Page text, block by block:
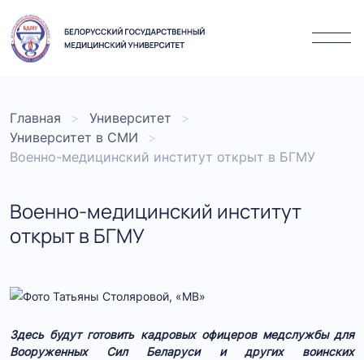
Главная
Университет
Университет в СМИ
Военно-медицинский институт открыт в БГМУ
Военно-медицинский институт
открыт в БГМУ
Здесь будут готовить кадровых офицеров медслужбы для
Вооруженных Сил Беларуси и других воинских